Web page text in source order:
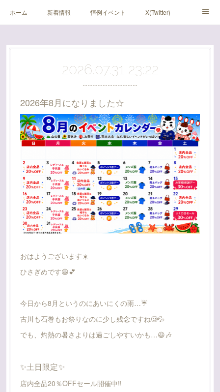
ホーム 新着情報 恒例イベント X(Twitter)
2026.07.31 23:22
2026年8月になりました☆
おはようございます☀️
ひさぎめです😆💕
今日から8月というのにあいにくの雨…☔️
古川も石巻もお祭りなのに少し残念ですね🥲💦
でも、灼熱の暑さよりは過ごしやすいかも…😆🎶
✨土日限定✨
店内全品20％OFFセール開催中‼️